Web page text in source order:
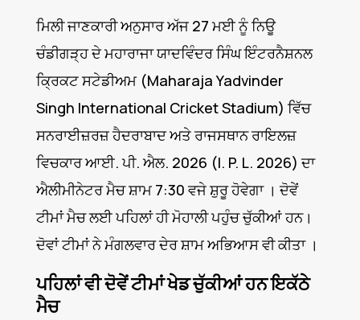
ਮਿਲੀ ਜਾਣਕਾਰੀ ਅਨੁਸਾਰ ਅੱਜ 27 ਮਈ ਨੂੰ ਨਿਊ
ਚੰਡੀਗੜ੍ਹ ਦੇ ਮਹਾਰਾਜਾ ਯਾਦਵਿੰਦਰ ਸਿੰਘ ਇੰਟਰਨੈਸ਼ਨਲ
ਕ੍ਰਿਕਟ ਸਟੇਡੀਅਮ (Maharaja Yadvinder
Singh International Cricket Stadium) ਵਿੱਚ
ਸਨਰਾਈਜ਼ਰਜ਼ ਹੈਦਰਾਬਾਦ ਅਤੇ ਰਾਜਸਥਾਨ ਰਾਇਲਜ਼
ਵਿਚਕਾਰ ਆਈ. ਪੀ. ਐਲ. 2026 (I. P. L. 2026) ਦਾ
ਐਲੀਮੀਨੇਟਰ ਮੈਚ ਸ਼ਾਮ 7:30 ਵਜੇ ਸ਼ੁਰੂ ਹੋਵੇਗਾ । ਦੋਵੇਂ
ਟੀਮਾਂ ਮੈਚ ਲਈ ਪਹਿਲਾਂ ਹੀ ਮੋਹਾਲੀ ਪਹੁੰਚ ਚੁੱਕੀਆਂ ਹਨ।
ਦੋਵਾਂ ਟੀਮਾਂ ਨੇ ਮੰਗਲਵਾਰ ਦੇਰ ਸ਼ਾਮ ਅਭਿਆਸ ਵੀ ਕੀਤਾ ।
ਪਹਿਲਾਂ ਵੀ ਦੋਵੇਂ ਟੀਮਾਂ ਖੇਡ ਚੁੱਕੀਆਂ ਹਨ ਇਕੱਠੇ
ਮੈਚ